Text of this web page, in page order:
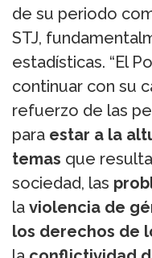
de su periodo
STJ,
estadísticas. “El
continuar con su
refuerzo de las
para estar a la
temas que
sociedad, las
la violencia de
los derechos de